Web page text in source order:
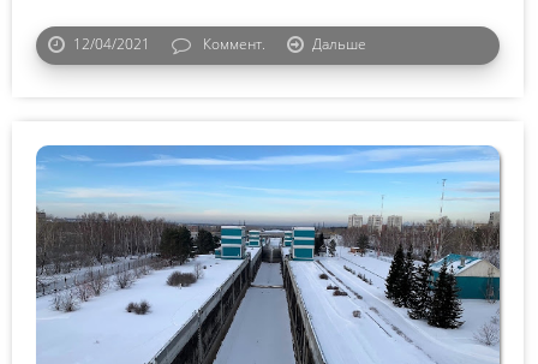
12/04/2021 Коммент. Дальше